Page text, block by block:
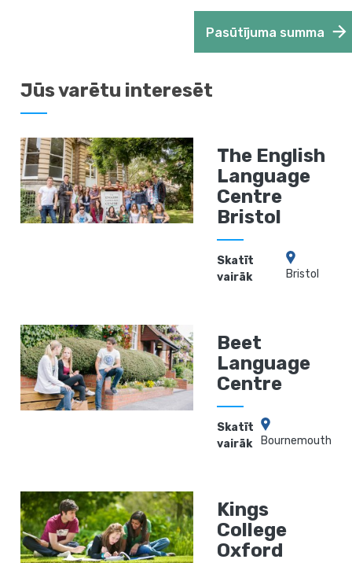
Pasūtījuma summa
Jūs varētu interesēt
The English
Language
Centre
Bristol
Skatīt
vairāk
Bristol
Beet
Language
Centre
Skatīt
vairāk
Bournemouth
Kings
College
Oxford